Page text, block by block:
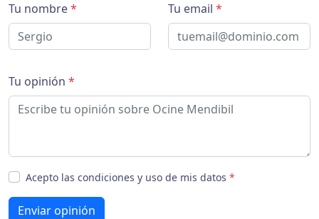
Tu nombre* Tu email *
Tu opinión *
Acepto las condiciones y uso de mis datos *
Enviar opinión